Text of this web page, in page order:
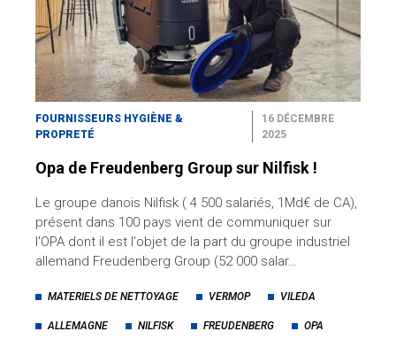
FOURNISSEURS HYGIÈNE &
PROPRETÉ
16 DÉCEMBRE
2025
Opa de Freudenberg Group sur Nilfisk !
Le groupe danois Nilfisk ( 4 500 salariés, 1Md€ de CA),
présent dans 100 pays vient de communiquer sur
l'OPA dont il est l'objet de la part du groupe industriel
allemand Freudenberg Group (52 000 salar…
MATERIELS DE NETTOYAGE VERMOP VILEDA
ALLEMAGNE NILFISK FREUDENBERG OPA